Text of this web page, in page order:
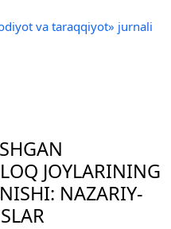
va taraqqiyot» jurnali
JOYLARINING
NAZARIY-